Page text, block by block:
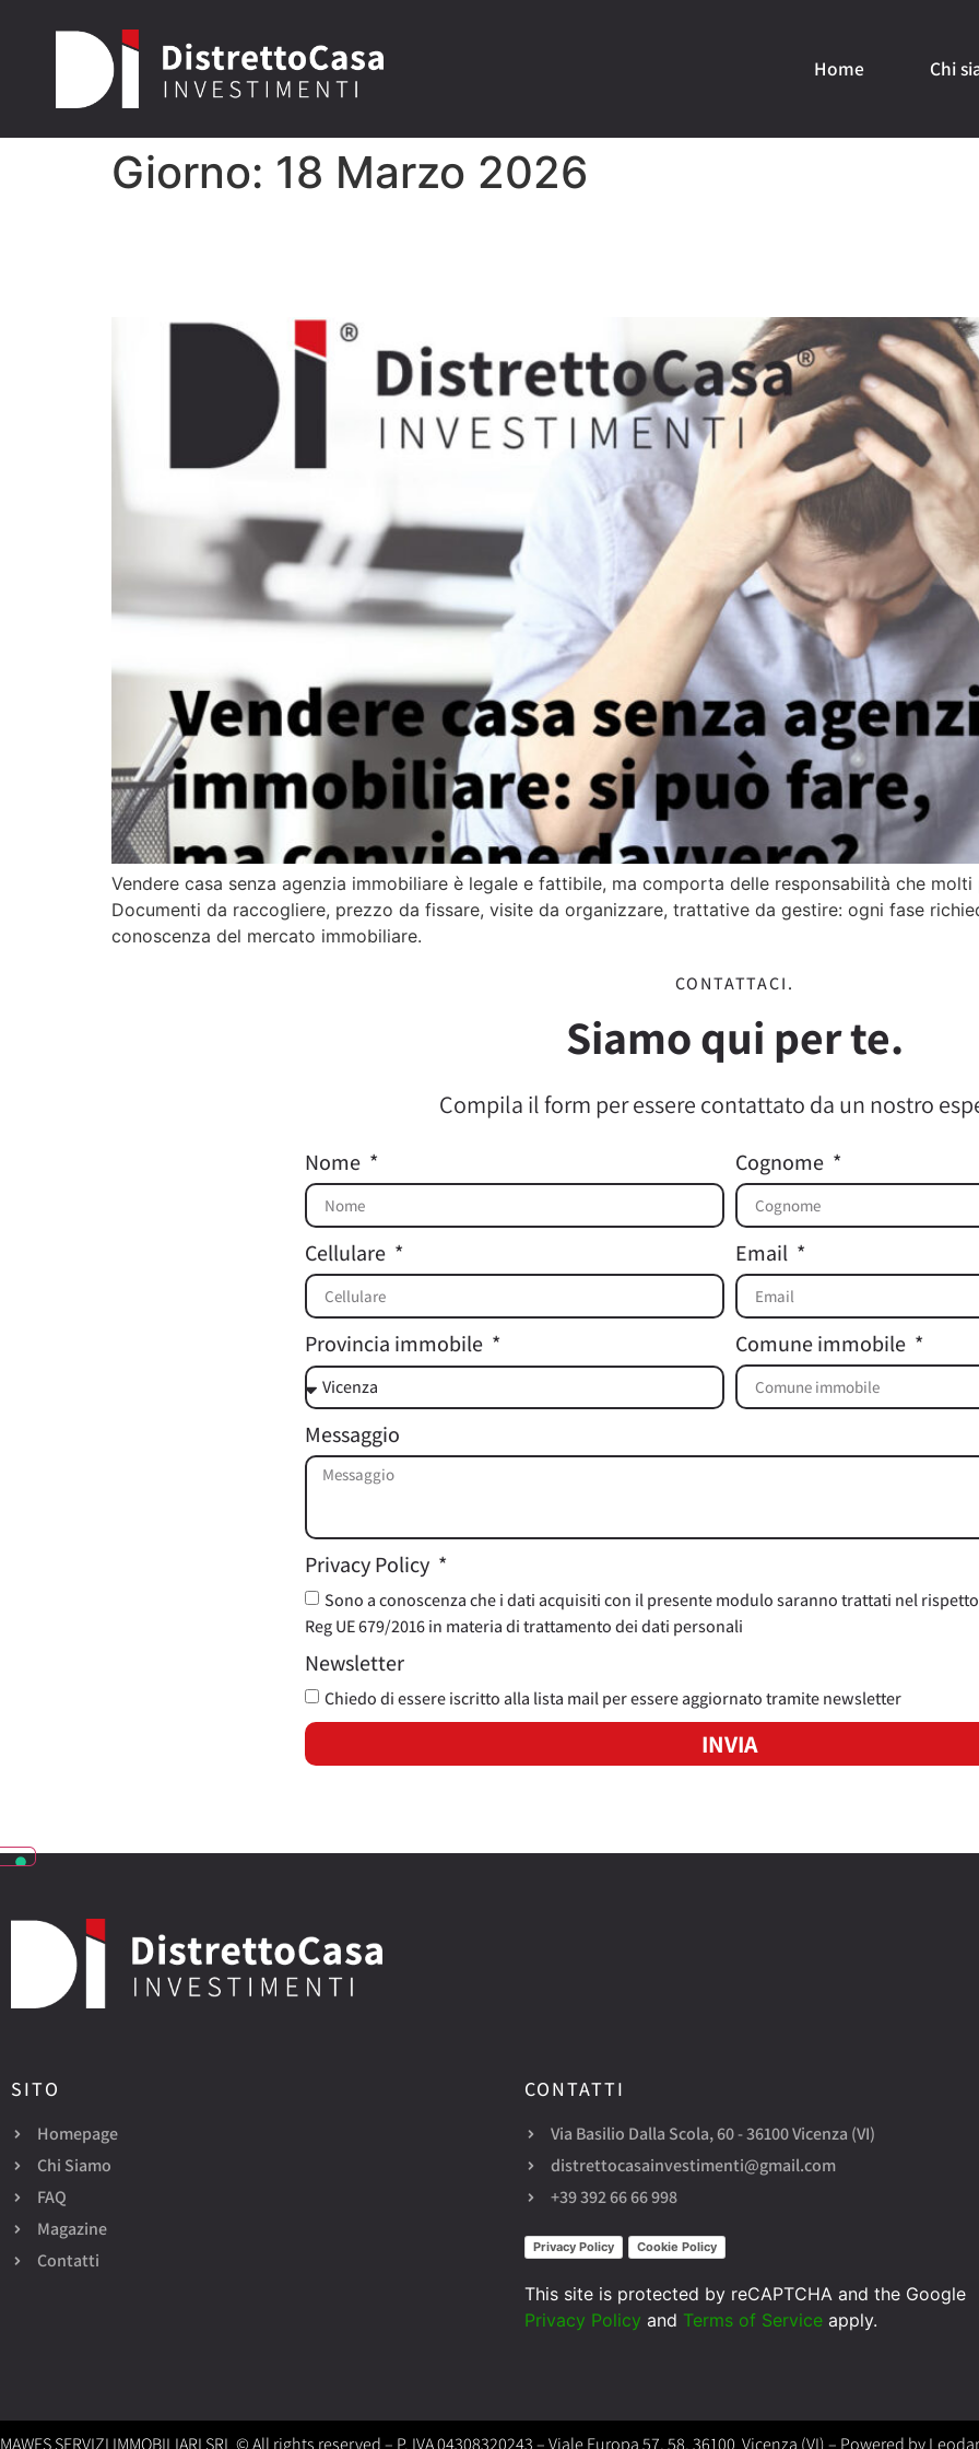
Home Chi
Giorno: 18 Marzo 2026
Vendere casa senza agenzia immobiliare è legale e fattibile, ma comporta delle responsabilità che
Documenti da raccogliere, prezzo da fissare, visite da organizzare, trattative da gestire: ogni fase
conoscenza del mercato immobiliare.
CONTATTACI.
Siamo qui per te.
Compila il form per essere contattato da un nostro
Nome Cognome
Cellulare Email
Provincia immobile Comune immobile
Messaggio
Privacy Policy
Sono a conoscenza che i dati acquisiti con il presente modulo saranno trattati nel rispetto
Reg UE 679/2016 in materia di trattamento dei dati personali
Newsletter
Chiedo di essere iscritto alla lista mail per essere aggiornato tramite newsletter
INVIA
SITO
Homepage
Chi Siamo
FAQ
Magazine
Contatti
CONTATTI​
Via Basilio Dalla Scola, 60 - 36100 Vicenza (VI)
distrettocasainvestimenti@gmail.com
+39 392 66 66 998
Privacy Policy Cookie Policy
This site is protected by reCAPTCHA and the Google
Privacy Policy and Terms of Service apply.